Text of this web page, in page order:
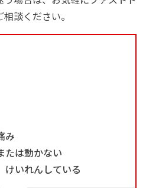
談ください。
み
たは動かない
けいれんしている